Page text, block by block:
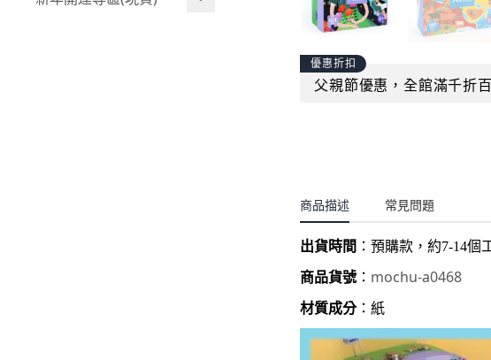
優惠折扣
父親節優惠，全館滿千折百
商品描述 常見問題
出貨時間 ：預購款，約7-14個
商品貨號： mochu-a0468
材質成分：紙